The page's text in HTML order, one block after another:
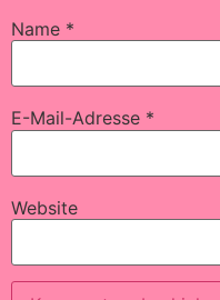
Name *
E-Mail-Adresse *
Website